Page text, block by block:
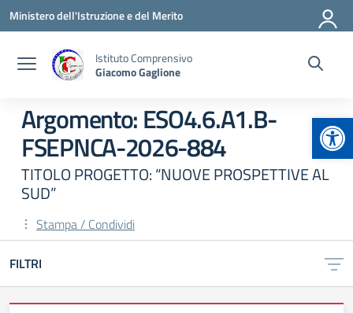
Vai ai contenuti
Vai al menu di navigazione
Vai al footer
Ministero dell'Istruzione e del Merito
Istituto Comprensivo
Giacomo Gaglione
Argomento: ESO4.6.A1.B-
FSEPNCA-2026-884
TITOLO PROGETTO: “NUOVE PROSPETTIVE AL
SUD”
Stampa / Condividi
FILTRI